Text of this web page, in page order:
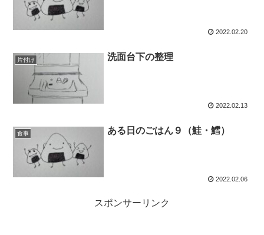
2022.02.20
片付け 洗面台下の整理
2022.02.13
食事 ある日のごはん９（鮭・鱈）
2022.02.06
スポンサーリンク